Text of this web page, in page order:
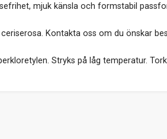
mjuk känsla och formstabil
Kontakta oss om du önskar
Stryks på låg temperatur.